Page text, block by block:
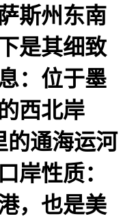
斯州东南
是其细致
：位于墨
西北岸
的通海运河
岸性质：
，也是美